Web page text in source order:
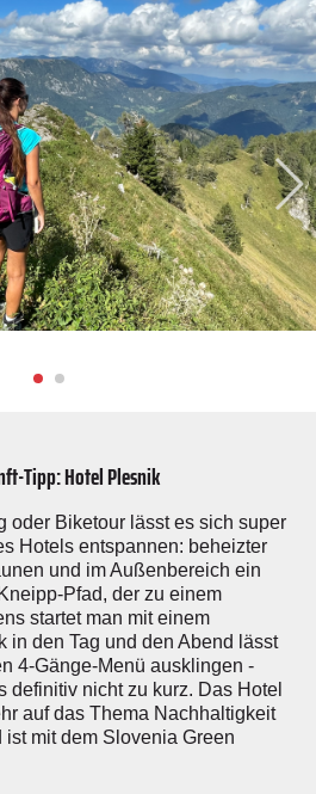
Tipp: Hotel Plesnik
oder Biketour lässt es sich super
Hotels entspannen: beheizter
und im Außenbereich ein
Pfad, der zu einem
startet man mit einem
in den Tag und den Abend lässt
4-Gänge-Menü ausklingen -
definitiv nicht zu kurz. Das Hotel
auf das Thema Nachhaltigkeit
mit dem Slovenia Green